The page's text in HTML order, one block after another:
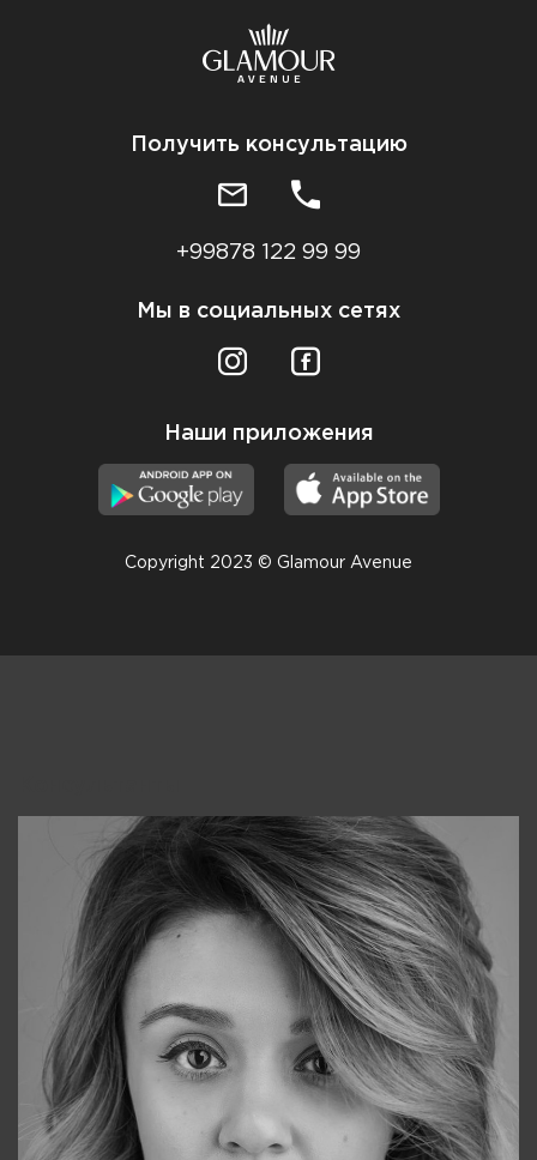
Получить консультацию
+99878 122 99 99
Мы в социальных сетях
Наши приложения
Copyright 2023 © Glamour Avenue